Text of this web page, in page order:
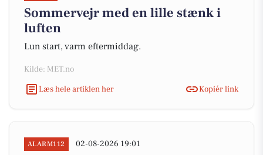
Sommervejr med en lille stænk i
luften
Lun start, varm eftermiddag.
Kilde: MET.no
Læs hele artiklen her
Kopiér link
ALARM112 02-08-2026 19:01